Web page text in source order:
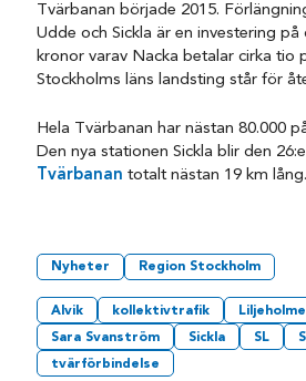
Tvärbanan började 2015.
Udde och Sickla är en investering på
kronor varav Nacka betalar cirka tio
Stockholms läns landsting står för
Hela Tvärbanan har nästan 80.000
Den nya stationen Sickla blir den
Tvärbanan totalt nästan 19 km lång.
Nyheter Region Stockholm
Alvik kollektivtrafik
Sara Svanström
Sickla SL
tvärförbindelse